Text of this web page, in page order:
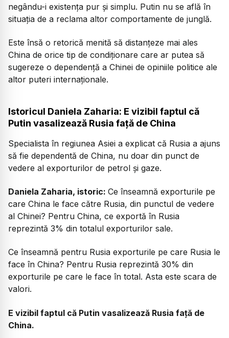
negându-i existența pur și simplu. Putin nu se află în
situația de a reclama altor comportamente de junglă.
Este însă o retorică menită să distanțeze mai ales
China de orice tip de condiționare care ar putea să
sugereze o dependență a Chinei de opiniile politice ale
altor puteri internaționale.
Istoricul Daniela Zaharia: E vizibil faptul că
Putin vasalizează Rusia față de China
Specialista în regiunea Asiei a explicat că Rusia a ajuns
să fie dependentă de China, nu doar din punct de
vedere al exporturilor de petrol și gaze.
Daniela Zaharia, istoric: Ce înseamnă exporturile pe
care China le face către Rusia, din punctul de vedere
al Chinei? Pentru China, ce exportă în Rusia
reprezintă 3% din totalul exporturilor sale.
Ce înseamnă pentru Rusia exporturile pe care Rusia le
face în China? Pentru Rusia reprezintă 30% din
exporturile pe care le face în total. Asta este scara de
valori.
E vizibil faptul că Putin vasalizează Rusia față de
China.